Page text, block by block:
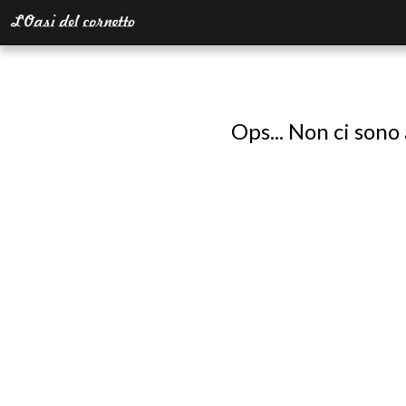
Ops... Non ci